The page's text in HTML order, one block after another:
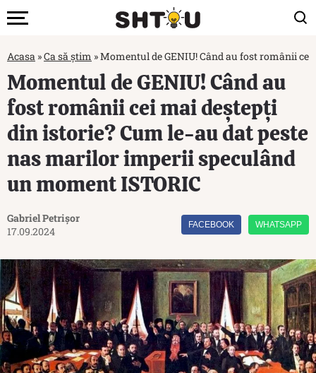
Acasa »Ca să știm »Momentul de GENIU! Când au fost românii
Momentul de GENIU! Când au
fost românii cei mai deștepți
din istorie? Cum le-au dat peste
nas marilor imperii speculând
un moment ISTORIC
Gabriel Petrișor
17.09.2024
FACEBOOK WHATSAPP